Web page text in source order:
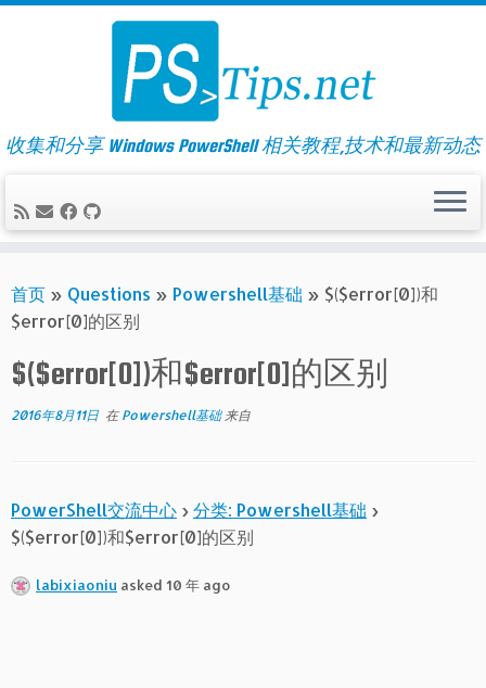
Skip
收集和分享 Windows PowerShell 相关教程,技术和最新动态
首页 » Questions » Powershell基础 » $($error[0])和
$error[0]的区别
$($error[0])和$error[0]的区别
2016年8月11日 在 Powershell基础 来自
PowerShell交流中心 › 分类: Powershell基础 ›
$($error[0])和$error[0]的区别
labixiaoniu asked 10 年 ago